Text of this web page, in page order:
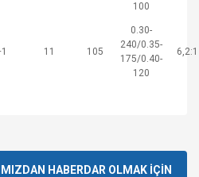
100
11 105
0.30-
240/0.35-
175/0.40-
120
6,2:1
ederiz.
HABERDAR OLMAK İÇİN